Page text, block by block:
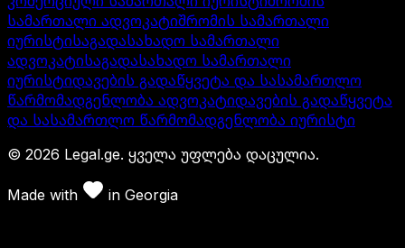
სამართალი ადვოკატიშრომის სამართალი
იურისტისაგადასახადო სამართალი
ადვოკატისაგადასახადო სამართალი
იურისტიდავების გადაწყვეტა და სასამართლო
წარმომადგენლობა ადვოკატიდავების გადაწყვეტა
და სასამართლო წარმომადგენლობა იურისტი
© 2026 Legal.ge. ყველა უფლება დაცულია.
Made with in Georgia